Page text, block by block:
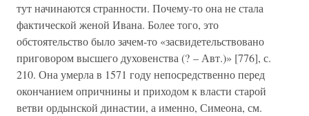
тут начинаются странности. Почему-то она не стала
фактической женой Ивана. Более того, это
обстоятельство было зачем-то «засвидетельствовано
приговором высшего духовенства (? – Авт.)» [776], с.
210. Она умерла в 1571 году непосредственно перед
окончанием опричнины и приходом к власти старой
ветви ордынской династии, а именно, Симеона, см.